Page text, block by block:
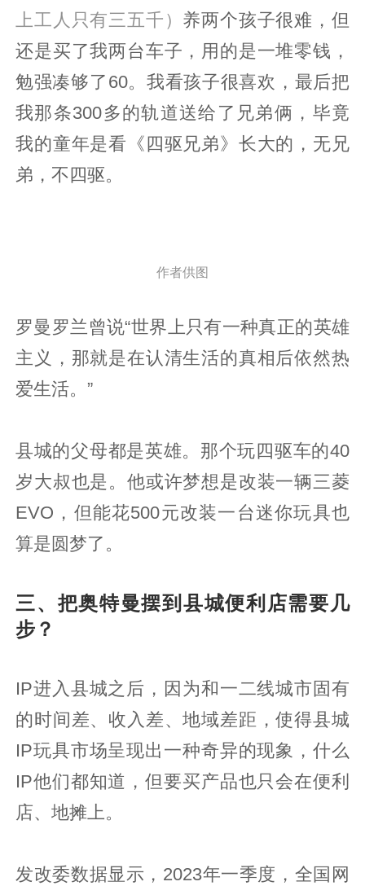
上工人只有三五千） 养两个孩子很难，但
还是买了我两台车子，用的是一堆零钱，
勉强凑够了60。我看孩子很喜欢，最后把
我那条300多的轨道送给了兄弟俩，毕竟
我的童年是看《四驱兄弟》长大的，无兄
弟，不四驱。
作者供图
罗曼罗兰曾说“世界上只有一种真正的英雄
主义，那就是在认清生活的真相后依然热
爱生活。”
县城的父母都是英雄。那个玩四驱车的40
岁大叔也是。他或许梦想是改装一辆三菱
EVO，但能花500元改装一台迷你玩具也
算是圆梦了。
三、把奥特曼摆到县城便利店需要几
步？
IP进入县城之后，因为和一二线城市固有
的时间差、收入差、地域差距，使得县城
IP玩具市场呈现出一种奇异的现象，什么
IP他们都知道，但要买产品也只会在便利
店、地摊上。
发改委数据显示，2023年一季度，全国网